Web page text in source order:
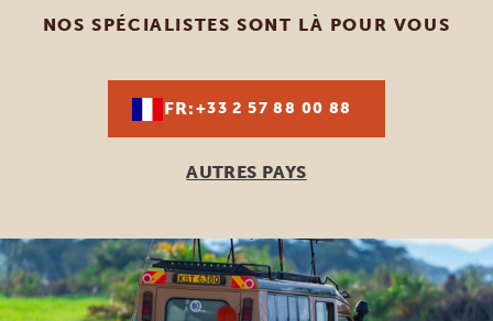
NOS SPÉCIALISTES SONT LÀ POUR VOUS
FR:+33 2 57 88 00 88
AUTRES PAYS